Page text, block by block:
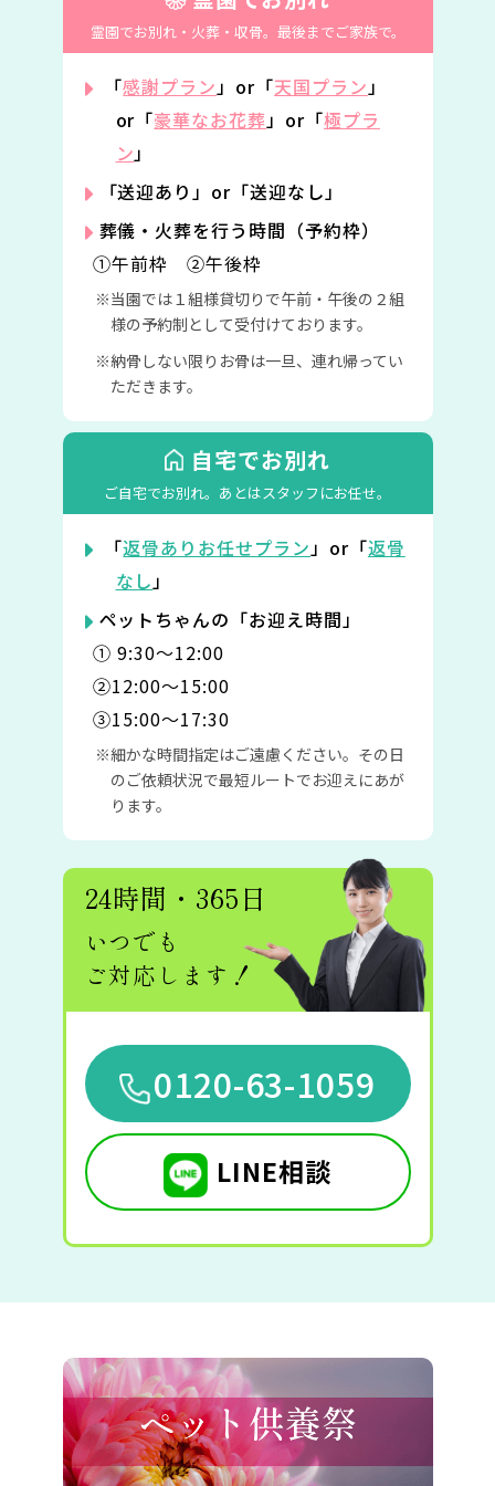
霊園でお別れ・火葬・収骨。 最後までご家族で。
「感謝プラン」or「天国プラン」
or「豪華なお花葬」or「極プラ
ン」
「送迎あり」or「送迎なし」
葬儀・火葬を行う時間（予約枠）
①午前枠 ②午後枠
当園では１組様貸切りで午前・午後の２組
様の予約制として受付けております。
納骨しない限りお骨は一旦、連れ帰ってい
ただきます。
自宅でお別れ
ご自宅でお別れ。 あとはスタッフにお任せ。
「返骨ありお任せプラン」or「返骨
なし」
ペットちゃんの「お迎え時間」
① 9:30〜12:00
②12:00〜15:00
③15:00〜17:30
細かな時間指定はご遠慮ください。その日
のご依頼状況で最短ルートでお迎えにあが
ります。
24時間・365日
いつでも
ご対応します！
0120-63-1059
LINE相談